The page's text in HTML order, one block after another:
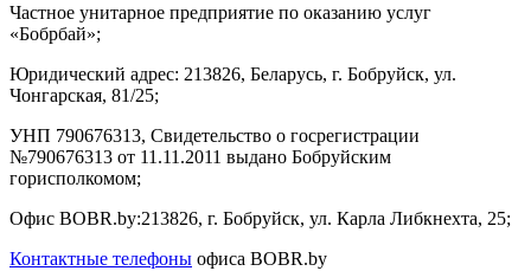
Частное унитарное предприятие по оказанию услуг
«Бобрбай»;
Юридический адрес: 213826, Беларусь, г. Бобруйск, ул.
Чонгарская, 81/25;
УНП 790676313, Свидетельство о госрегистрации
№790676313 от 11.11.2011 выдано Бобруйским
горисполкомом;
Офис BOBR.by:213826, г. Бобруйск, ул. Карла Либкнехта, 25;
Контактные телефоны офиса BOBR.by